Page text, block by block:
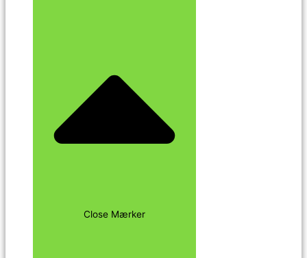
Close Mærker